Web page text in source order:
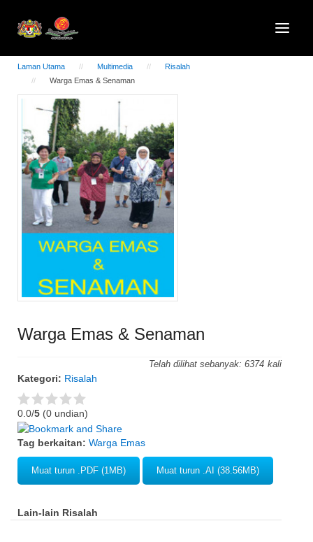
Laman Utama Multimedia
Risalah
Warga Emas & Senaman
Warga Emas & Senaman
Telah dilihat sebanyak: 6374
Kategori: Risalah
0.0/5 (0 undian)
Tag berkaitan: Warga Emas
Muat turun .PDF (1MB) Muat turun .AI (38.56MB)
Lain-lain Risalah